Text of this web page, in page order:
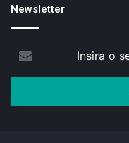
Newsletter
seu
de